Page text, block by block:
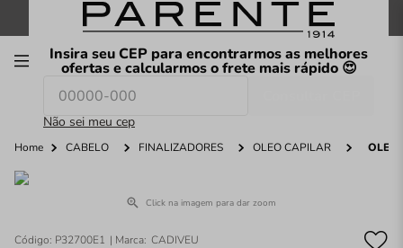
FRETE GRÁTIS nas compras a partir de R$199
Insira seu CEP para encontrarmos as melhores
ofertas e calcularmos o frete mais rápido 😍
Não sei meu cep
O que você procura hoje?
Home CABELO FINALIZADORES ÓLEO CAPILAR ÓLEO
Click na imagem para dar zoom
Código: P32700E1 CADIVEU